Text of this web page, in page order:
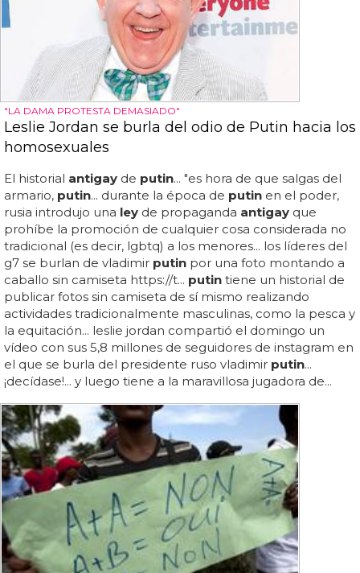
"LA DAMA PROTESTA DEMASIADO"
Leslie Jordan se burla del odio de Putin hacia los
homosexuales
El historial antigay de putin... "es hora de que salgas del
armario, putin... durante la época de putin en el poder,
rusia introdujo una ley de propaganda antigay que
prohíbe la promoción de cualquier cosa considerada no
tradicional (es decir, lgbtq) a los menores... los líderes del
g7 se burlan de vladimir putin por una foto montando a
caballo sin camiseta https://t... putin tiene un historial de
publicar fotos sin camiseta de sí mismo realizando
actividades tradicionalmente masculinas, como la pesca y
la equitación... leslie jordan compartió el domingo un
vídeo con sus 5,8 millones de seguidores de instagram en
el que se burla del presidente ruso vladimir putin...
¡decídase!... y luego tiene a la maravillosa jugadora de...